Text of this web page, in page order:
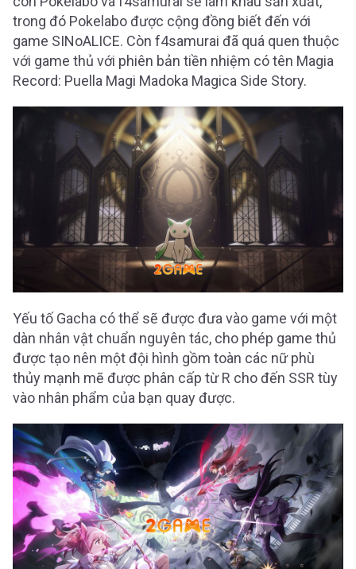
trong đó Pokelabo được cộng đồng biết đến với
game SINoALICE. Còn f4samurai đã quá quen thuộc
với game thủ với phiên bản tiền nhiệm có tên Magia
Record: Puella Magi Madoka Magica Side Story.
Yếu tố Gacha có thể sẽ được đưa vào game với một
dàn nhân vật chuẩn nguyên tác, cho phép game thủ
được tạo nên một đội hình gồm toàn các nữ phù
thủy mạnh mẽ được phân cấp từ R cho đến SSR tùy
vào nhân phẩm của bạn quay được.